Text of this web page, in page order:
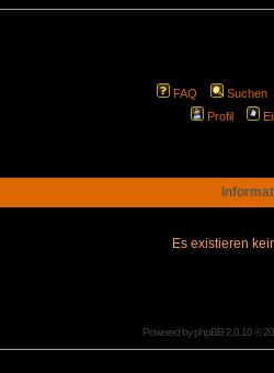
FAQ Suchen
Profil
Es existieren
Powered byphpBB2.0.10 ©